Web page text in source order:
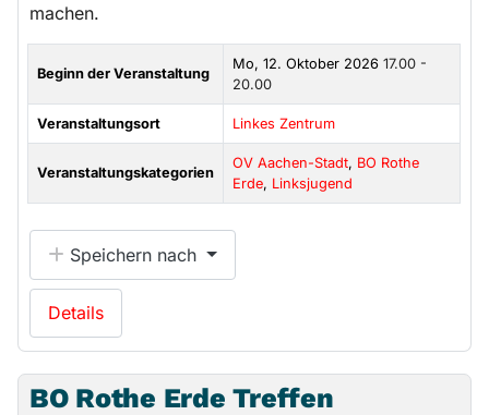
machen.
Beginn der Veranstaltung
Mo, 12. Oktober 202617.00 -
20.00
Veranstaltungsort Linkes Zentrum
Veranstaltungskategorien
OV Aachen-Stadt, BO Rothe
Erde, Linksjugend
Speichern nach
Details
BO Rothe Erde Treffen